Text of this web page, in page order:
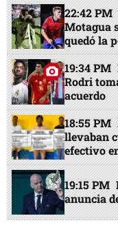
22:42 PM
Motagua
quedó la
19:34 PM
Rodri
acuerdo
18:55 PM
llevaban
efectivo
19:15 PM
anuncia